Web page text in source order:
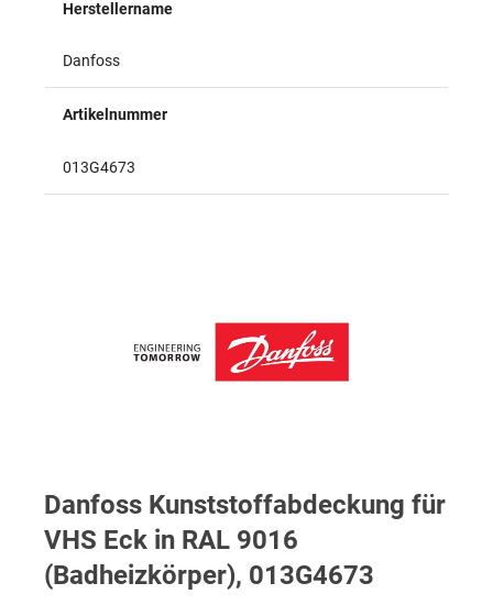
Herstellername
Danfoss
Artikelnummer
013G4673
Danfoss Kunststoffabdeckung für
VHS Eck in RAL 9016
(Badheizkörper), 013G4673